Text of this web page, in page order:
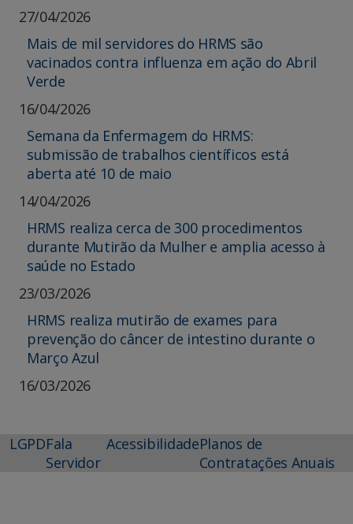
27/04/2026
Mais de mil servidores do HRMS são
vacinados contra influenza em ação do Abril
Verde
16/04/2026
Semana da Enfermagem do HRMS:
submissão de trabalhos científicos está
aberta até 10 de maio
14/04/2026
HRMS realiza cerca de 300 procedimentos
durante Mutirão da Mulher e amplia acesso à
saúde no Estado
23/03/2026
HRMS realiza mutirão de exames para
prevenção do câncer de intestino durante o
Março Azul
16/03/2026
LGPDFala
Servidor
AcessibilidadePlanos de
Contratações Anuais